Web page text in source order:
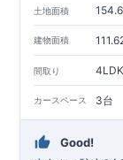
土地面積
建物面積
間取り 4LDK
カースペース 3台
Good!